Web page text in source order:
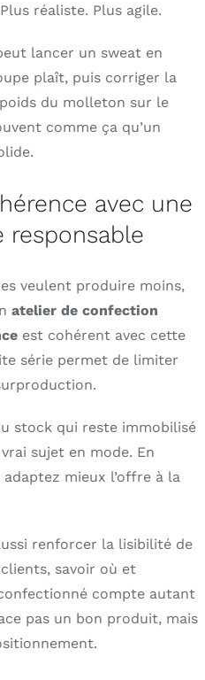
réaliste. Plus agile.
lancer un sweat en
plaît, puis corriger la
du molleton sur le
comme ça qu’un
avec une
responsable
veulent produire moins,
atelier de confection
est cohérent avec cette
série permet de limiter
stock qui reste immobilisé
sujet en mode. En
mieux l’offre à la
renforcer la lisibilité de
savoir où et
compte autant
pas un bon produit, mais